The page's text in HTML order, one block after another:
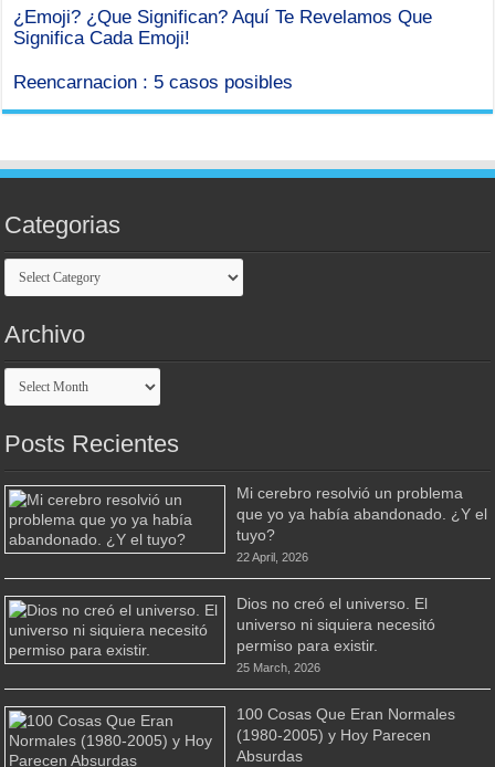
¿Emoji? ¿Que Significan? Aquí Te Revelamos Que
Significa Cada Emoji!
Reencarnacion : 5 casos posibles
Categorias
Categorias
Archivo
Archivo
Posts Recientes
Mi cerebro resolvió un problema
que yo ya había abandonado. ¿Y el
tuyo?
22 April, 2026
Dios no creó el universo. El
universo ni siquiera necesitó
permiso para existir.
25 March, 2026
100 Cosas Que Eran Normales
(1980-2005) y Hoy Parecen
Absurdas